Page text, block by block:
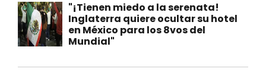
"¡Tienen miedo a la serenata!
Inglaterra quiere ocultar su hotel
en México para los 8vos del
Mundial"